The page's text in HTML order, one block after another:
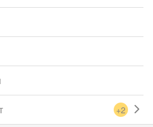
+2